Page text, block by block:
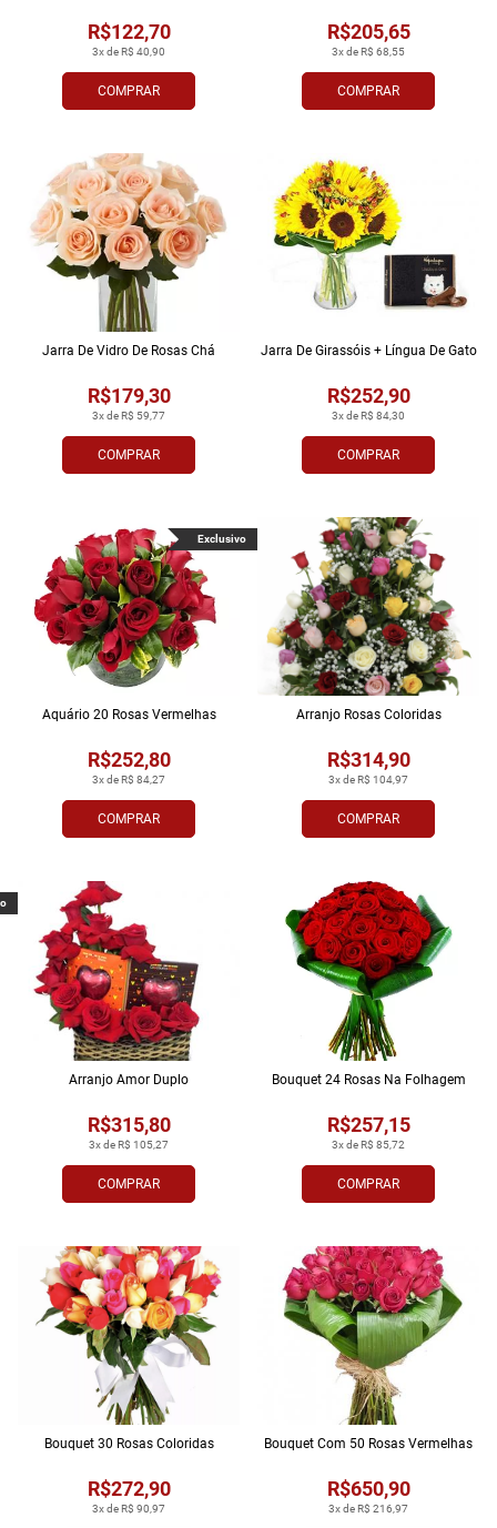
COMPRAR
3x de R$ 40,90
R$122,70
COMPRAR
3x de R$ 68,55
R$205,65
COMPRAR
3x de R$ 59,77
R$179,30
Jarra De Vidro De Rosas Chá
COMPRAR
3x de R$ 84,30
R$252,90
Jarra De Girassóis + Língua De Gato
COMPRAR
3x de R$ 84,27
R$252,80
Aquário 20 Rosas Vermelhas
Exclusivo
COMPRAR
3x de R$ 104,97
R$314,90
Arranjo Rosas Coloridas
COMPRAR
3x de R$ 105,27
R$315,80
Arranjo Amor Duplo
COMPRAR
3x de R$ 85,72
R$257,15
Bouquet 24 Rosas Na Folhagem
3x de R$ 90,97
R$272,90
Bouquet 30 Rosas Coloridas
3x de R$ 216,97
R$650,90
Bouquet Com 50 Rosas Vermelhas